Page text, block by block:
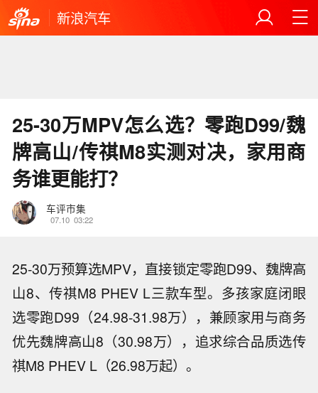
新浪汽车
25-30万MPV怎么选？零跑D99/魏
牌高山/传祺M8实测对决，家用商
务谁更能打？
车评市集
07.10 03:22
25-30万预算选MPV，直接锁定零跑D99、魏牌高
山8、传祺M8 PHEV L三款车型。多孩家庭闭眼
选零跑D99（24.98-31.98万），兼顾家用与商务
优先魏牌高山8（30.98万），追求综合品质选传
祺M8 PHEV L（26.98万起）。